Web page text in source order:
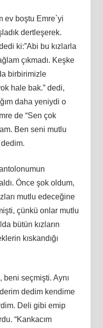
ev boştu Emre`yi
dertleşerek.
ki:”Abi bu kızlarla
çıkmadı. Keşke
birbirimizle
hale bak.” dedi,
daha yeniydi o
de “Sen çok
Ben seni mutlu
dedim.
Önce şok oldum,
mutlu edeceğine
çünkü onlar mutlu
bütün kızların
kıskandığı
seçmişti. Aynı
dedim kendime
Deli gibi emip
“Kankacım